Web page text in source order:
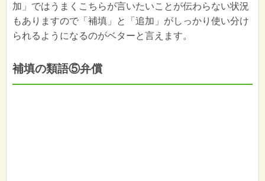
加」ではうまくこちらが言いたいことが伝わらない状況
もありますので「補填」と「追加」がしっかり使い分け
られるようになるのがベターと言えます。
補填の類語⑤弁償